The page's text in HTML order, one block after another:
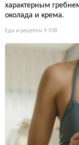
характерным
околада и крема.
Еда и рецепты 9 938